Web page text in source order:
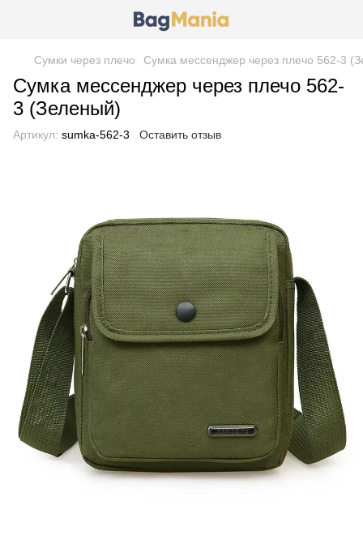
Сумки через плечо Сумка мессенджер через плечо 562-3
Сумка мессенджер через плечо 562-
3 (Зеленый)
Артикул: sumka-562-3 Оставить отзыв